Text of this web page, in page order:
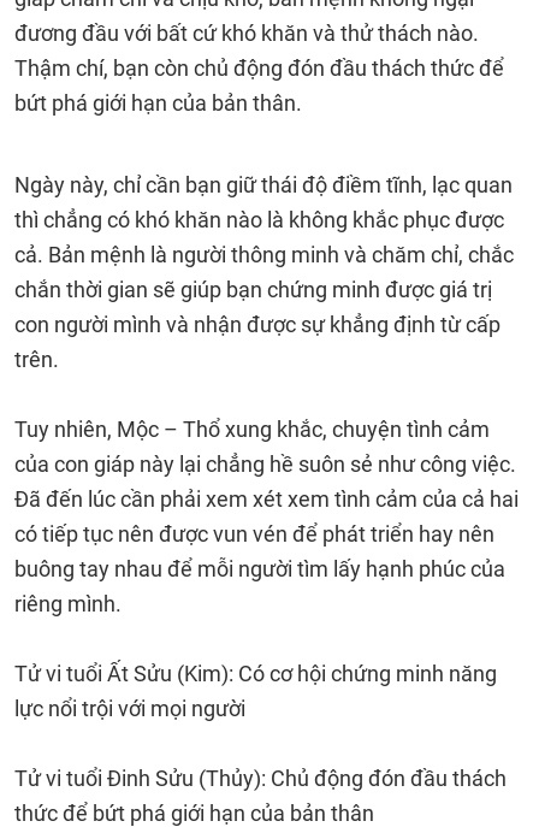
đương đầu với bất cứ khó khăn và thử thách nào.
Thậm chí, bạn còn chủ động đón đầu thách thức để
bứt phá giới hạn của bản thân.
Ngày này, chỉ cần bạn giữ thái độ điềm tĩnh, lạc quan
thì chẳng có khó khăn nào là không khắc phục được
cả. Bản mệnh là người thông minh và chăm chỉ, chắc
chắn thời gian sẽ giúp bạn chứng minh được giá trị
con người mình và nhận được sự khẳng định từ cấp
trên.
Tuy nhiên, Mộc – Thổ xung khắc, chuyện tình cảm
của con giáp này lại chẳng hề suôn sẻ như công việc.
Đã đến lúc cần phải xem xét xem tình cảm của cả hai
có tiếp tục nên được vun vén để phát triển hay nên
buông tay nhau để mỗi người tìm lấy hạnh phúc của
riêng mình.
Tử vi tuổi Ất Sửu (Kim): Có cơ hội chứng minh năng
lực nổi trội với mọi người
Tử vi tuổi Đinh Sửu (Thủy): Chủ động đón đầu thách
thức để bứt phá giới hạn của bản thân